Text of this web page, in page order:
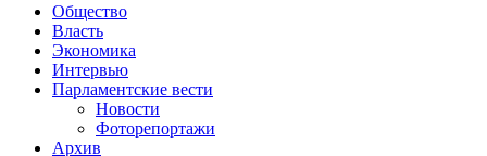
Общество
Власть
Экономика
Интервью
Парламентские вести
Новости
Фоторепортажи
Архив